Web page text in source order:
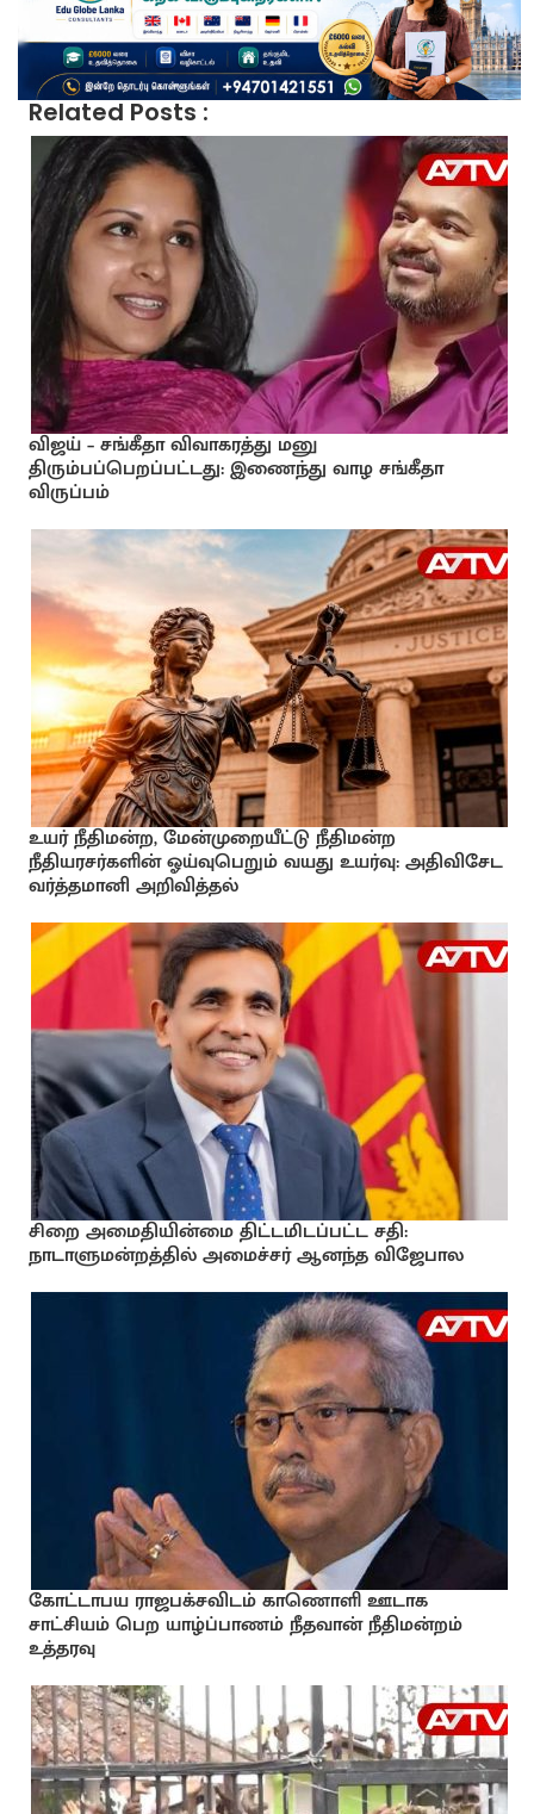
Related Posts :
விஜய் – சங்கீதா விவாகரத்து மனு
திரும்பப்பெறப்பட்டது: இணைந்து வாழ சங்கீதா
விருப்பம்
உயர் நீதிமன்ற, மேன்முறையீட்டு நீதிமன்ற
நீதியரசர்களின் ஓய்வுபெறும் வயது உயர்வு: அதிவிசேட
வர்த்தமானி அறிவித்தல்
சிறை அமைதியின்மை திட்டமிடப்பட்ட சதி:
நாடாளுமன்றத்தில் அமைச்சர் ஆனந்த விஜேபால
கோட்டாபய ராஜபக்சவிடம் காணொளி ஊடாக
சாட்சியம் பெற யாழ்ப்பாணம் நீதவான் நீதிமன்றம்
உத்தரவு